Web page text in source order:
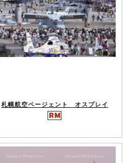
札幌航空ページェント オスプレイ